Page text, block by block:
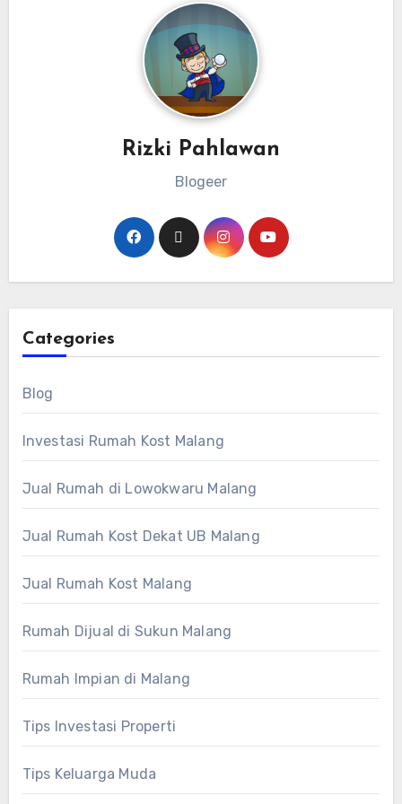
Rizki Pahlawan
Blogeer
Categories
Blog
Investasi Rumah Kost Malang
Jual Rumah di Lowokwaru Malang
Jual Rumah Kost Dekat UB Malang
Jual Rumah Kost Malang
Rumah Dijual di Sukun Malang
Rumah Impian di Malang
Tips Investasi Properti
Tips Keluarga Muda